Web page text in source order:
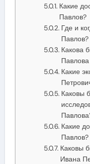
Какие
Павлов?
Где и
Павлов?
Какова
Павлова
Какие
Каковы
Какие
Павлов?
Каковы
Ивана